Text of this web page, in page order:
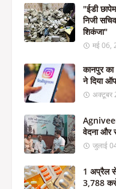
"ईडी
निजी
शिकंजा"
मई 06,
कानपुर का
ने दिया
अक्टूबर
वेदना और
जुलाई
1 अप्रैल से
3,788